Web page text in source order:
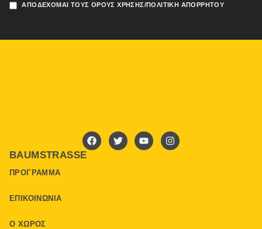
ΑΠΟΔΈΧΟΜΑΙ ΤΟΥΣ ΌΡΟΥΣ ΧΡΉΣΗΣ/ΠΟΛΙΤΙΚΉ ΑΠΟΡΡΉΤΟΥ
BAUMSTRASSE
ΠΡΌΓΡΑΜΜΑ
ΕΠΙΚΟΙΝΩΝΊΑ
Ο ΧΏΡΟΣ